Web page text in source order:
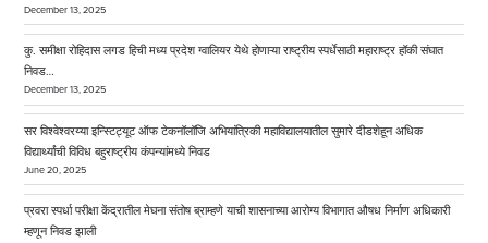
December 13, 2025
कु. समीक्षा रोहिदास लगड हिची मध्य प्रदेश ग्वालियर येथे होणाऱ्या राष्ट्रीय स्पर्धेसाठी महाराष्ट्र हॉकी संघात
निवड…
December 13, 2025
सर विश्वेश्वरय्या इन्स्टिट्यूट ऑफ टेकनॉलॉजि अभियांत्रिकी महाविद्यालयातील सुमारे दीडशेहून अधिक
विद्यार्थ्यांची विविध बहुराष्ट्रीय कंपन्यांमध्ये निवड
June 20, 2025
प्रवरा स्पर्धा परीक्षा केंद्रातील मेघना संतोष ब्राम्हणे याची शासनाच्या आरोग्य विभागात औषध निर्माण अधिकारी
म्हणून निवड झाली